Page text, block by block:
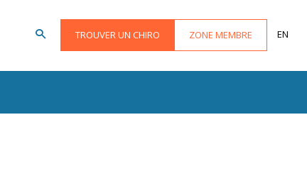
TROUVER UN CHIRO ZONE MEMBRE EN